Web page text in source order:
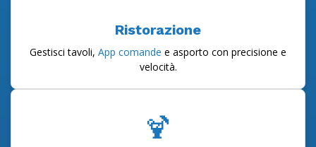
Ristorazione
Gestisci tavoli, App comande e asporto con precisione e
velocità.
🍹